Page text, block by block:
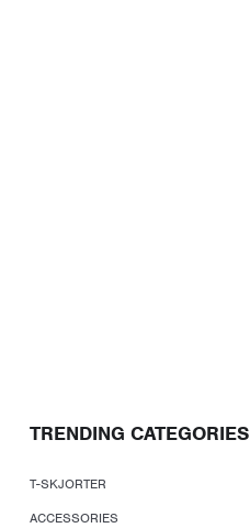
TRENDING CATEGORIES
T-SKJORTER
ACCESSORIES